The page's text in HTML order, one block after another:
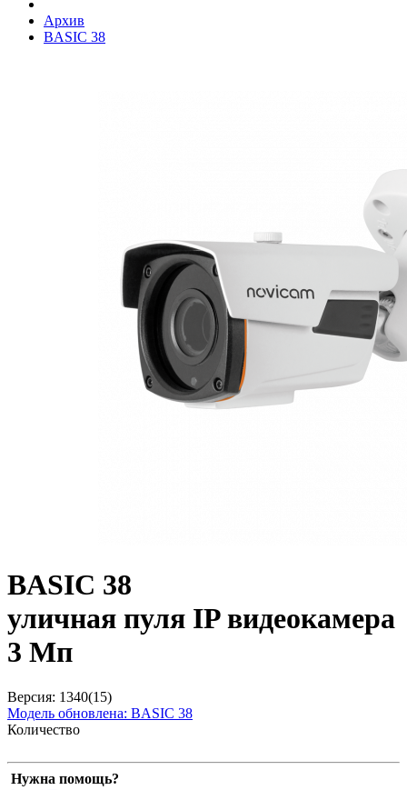
Архив
BASIC 38
BASIC 38
уличная пуля IP видеокамера
3 Мп
Версия: 1340(15)
Модель обновлена: BASIC 38
Количество
Нужна помощь?